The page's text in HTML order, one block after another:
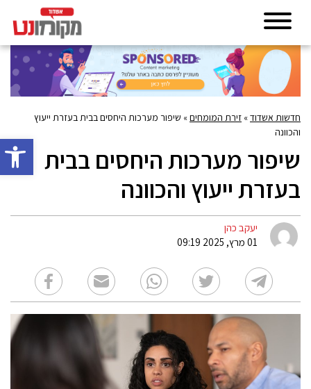
פתח
חדשות אשדוד» זירת המומחים» שיפור מערכות היחסים בבית בעזרת ייעוץ
והכוונה
שיפור מערכות היחסים בבית
בעזרת ייעוץ והכוונה
יעקב כהן
01 מרץ, 2025 09:19